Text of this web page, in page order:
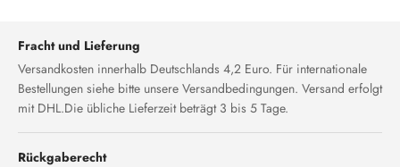
Fracht und Lieferung
Versandkosten innerhalb Deutschlands 4,2 Euro. Für internationale
Bestellungen siehe bitte unsere Versandbedingungen. Versand erfolgt
mit DHL.Die übliche Lieferzeit beträgt 3 bis 5 Tage.
Rückgaberecht